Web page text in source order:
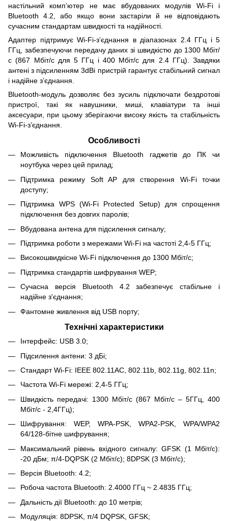
настільний комп’ютер не має вбудованих модулів Wi-Fi і
Bluetooth 4.2, або якщо вони застаріли й не відповідають
сучасним стандартам швидкості та надійності.
Адаптер підтримує Wi-Fi-з’єднання в діапазонах 2.4 ГГц і 5
ГГц, забезпечуючи передачу даних зі швидкістю до 1300 Мбіт/
с (867 Мбіт/с для 5 ГГц і 400 Мбіт/с для 2.4 ГГц). Завдяки
антені з підсиленням 3dBi пристрій гарантує стабільний сигнал
і надійне з’єднання.
Bluetooth-модуль дозволяє без зусиль підключати бездротові
пристрої, такі як навушники, миші, клавіатури та інші
аксесуари, при цьому зберігаючи високу якість та стабільність
Wi-Fi-з’єднання.
Особливості
Можливість підключення Bluetooth гаджетів до ПК чи
ноутбука через цей прилад;
Підтримка режиму Soft AP для створення Wi-Fi точки
доступу;
Підтримка WPS (Wi-Fi Protected Setup) для спрощення
підключення без довгих паролів;
Вбудована антена для підсилення сигналу;
Підтримка роботи з мережами Wi-Fi на частоті 2,4-5 ГГц;
Високошвидкісне Wi-Fi підключення до 1300 Мбіт/с;
Підтримка стандартів шифрування WEP;
Сучасна версія Bluetooth 4.2 забезпечує стабільне і
надійне з'єднання;
Фантомне живлення від USB порту;
Технічні характеристики
Інтерфейс: USB 3.0;
Підсилення антени: 3 дБі;
Стандарт Wi-Fi: IEEE 802.11AC, 802.11b, 802.11g, 802.11n;
Частота Wi-Fi мережі: 2,4-5 ГГц;
Швидкість передачі: 1300 Мбіт/с (867 Мбіт/с – 5ГГц, 400
Мбіт/с - 2,4ГГц);
Шифрування: WEP, WPA-PSK, WPA2-PSK, WPA/WPA2
64/128-бітне шифрування;
Максимальний рівень вхідного сигналу: GFSK (1 Мбіт/с):
-20 дБм; π/4-DQPSK (2 Мбіт/с); 8DPSK (3 Мбіт/с);
Версія Bluetooth: 4.2;
Робоча частота Bluetooth: 2.4000 ГГц ~ 2.4835 ГГц;
Дальність дії Bluetooth: до 10 метрів;
Модуляція: 8DPSK, π/4 DQPSK, GFSK;